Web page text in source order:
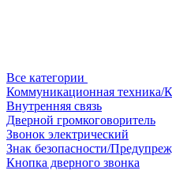
Все категории
Коммуникационная техника/
Внутренняя связь
Дверной громкоговоритель
Звонок электрический
Знак безопасности/
Кнопка дверного звонка